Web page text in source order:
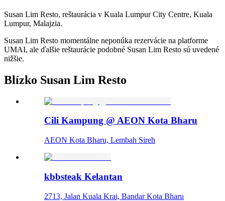
Susan Lim Resto, reštaurácia v Kuala Lumpur City Centre, Kuala
Lumpur, Malajzia.
Susan Lim Resto momentálne neponúka rezervácie na platforme
UMAI, ale ďalšie reštaurácie podobné Susan Lim Resto sú uvedené
nižšie.
Blízko Susan Lim Resto
Cili Kampung @ AEON Kota Bharu
AEON Kota Bharu, Lembah Sireh
kbbsteak Kelantan
2713, Jalan Kuala Krai, Bandar Kota Bharu